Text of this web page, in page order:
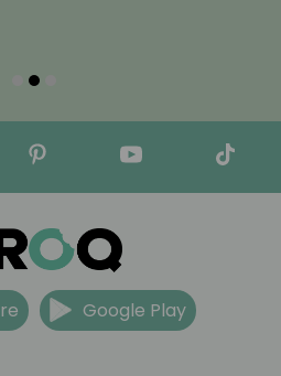
Google Play